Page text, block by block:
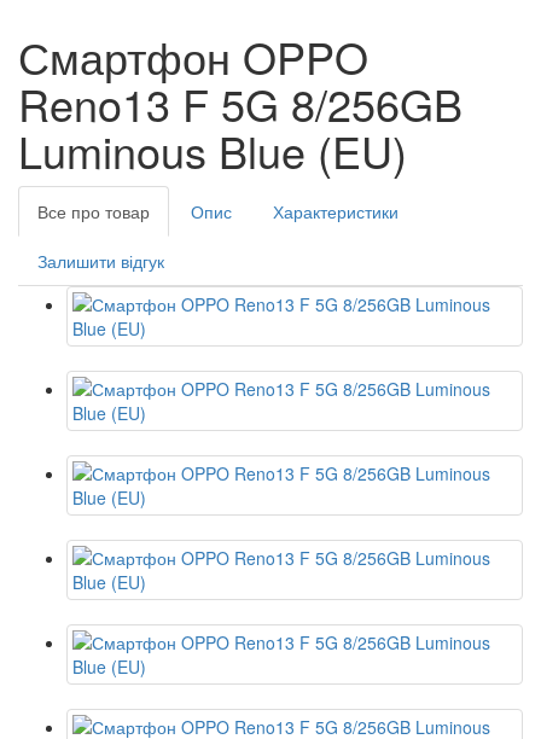
Смартфон OPPO
Reno13 F 5G 8/256GB
Luminous Blue (EU)
Все про товар Опис Характеристики
Залишити відгук